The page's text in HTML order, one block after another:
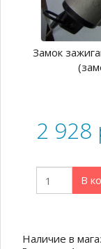
Замок
2 928
В
Наличие в